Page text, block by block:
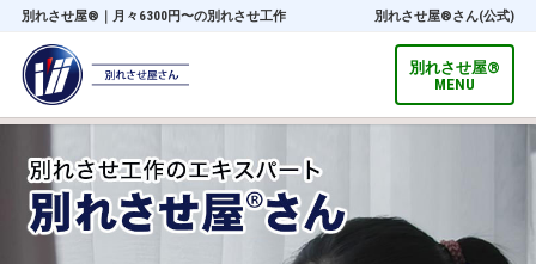
別れさせ屋® ｜月々6300円〜の別れさせ工作 別れさせ屋®さん(公式)
別れさせ屋®
MENU